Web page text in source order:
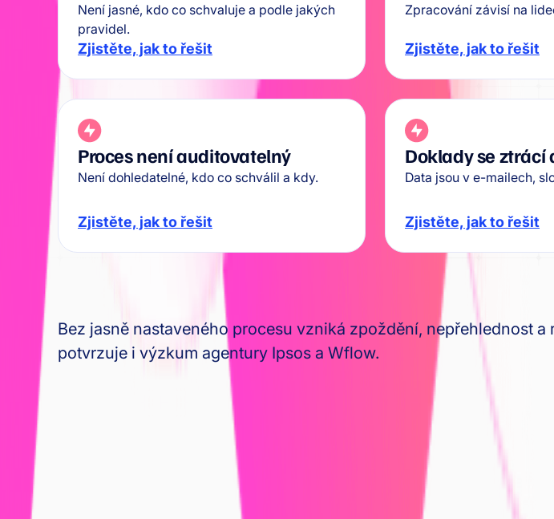
Není jasné, kdo co schvaluje a podle jakých
pravidel.
Zjistěte, jak to řešit
Zpracování závisí na
Zjistěte, jak to řešit
Proces není auditovatelný
Není dohledatelné, kdo co schválil a kdy.
Zjistěte, jak to řešit
Doklady se ztrácí
Data jsou v e-mailech,
Zjistěte, jak to řešit
Bez jasně nastaveného procesu vzniká zpoždění, nepřehlednost a
potvrzuje i výzkum agentury Ipsos a Wflow.